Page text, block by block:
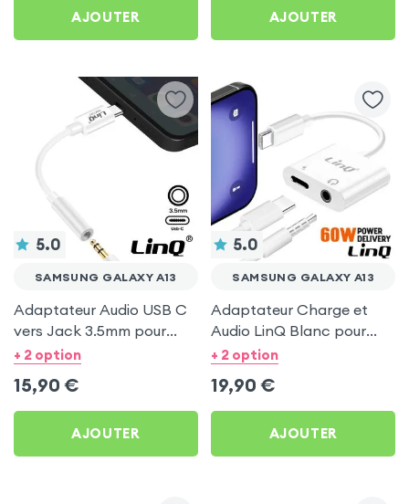
AJOUTER AJOUTER
5.0
SAMSUNG GALAXY A13
Adaptateur Audio USB C
vers Jack 3.5mm pour
Samsung Galaxy A13
+ 2 option
15,90 €
AJOUTER
5.0
SAMSUNG GALAXY A13
Adaptateur Charge et
Audio LinQ Blanc pour
Samsung Galaxy A13
+ 2 option
19,90 €
AJOUTER